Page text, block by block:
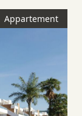
Appartement